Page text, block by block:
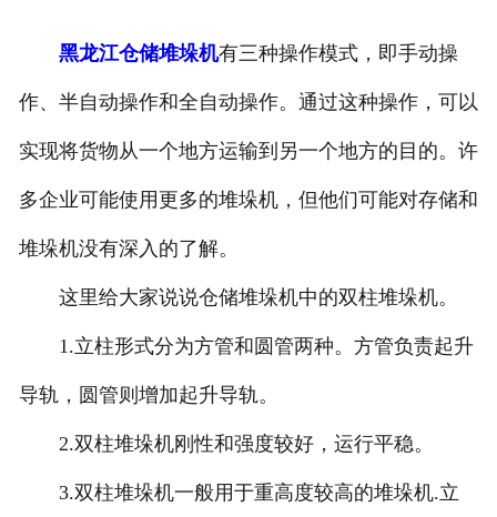
黑龙江仓储堆垛机有三种操作模式，即手动操
作、半自动操作和全自动操作。通过这种操作，可以
实现将货物从一个地方运输到另一个地方的目的。许
多企业可能使用更多的堆垛机，但他们可能对存储和
堆垛机没有深入的了解。
这里给大家说说仓储堆垛机中的双柱堆垛机。
1.立柱形式分为方管和圆管两种。方管负责起升
导轨，圆管则增加起升导轨。
2.双柱堆垛机刚性和强度较好，运行平稳。
3.双柱堆垛机一般用于重高度较高的堆垛机.立